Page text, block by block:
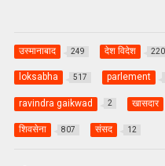
उस्मानाबाद 249 देश विदेश
loksabha 517 parlement
ravindra gaikwad 2 खासदार
शिवसेना 807 संसद 12